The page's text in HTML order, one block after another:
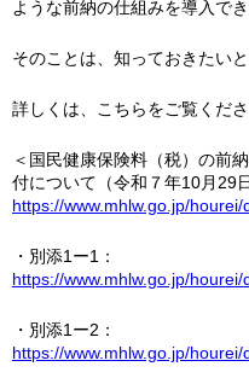
ような前納の仕組みを導入で
そのことは、知っておきたいと
詳しくは、こちらをご覧くださ
＜国民健康保険料（税）の前
付について（令和７年10月29
https://www.mhlw.go.jp/
・別添1ー1：
https://www.mhlw.go.jp/
・別添1ー2：
https://www.mhlw.go.jp/